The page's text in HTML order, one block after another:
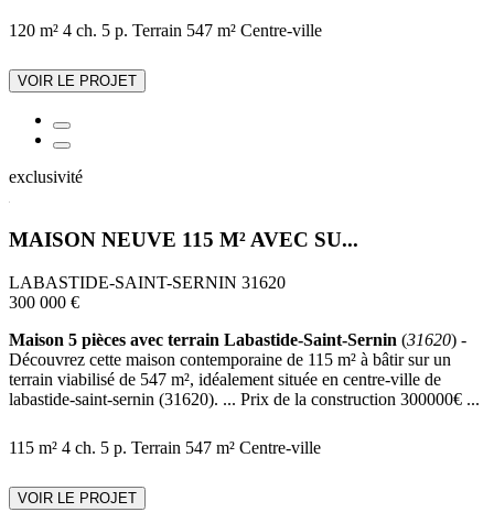
120 m² 4 ch. 5 p. Terrain 547 m² Centre-ville
VOIR LE PROJET
exclusivité
MAISON NEUVE 115 M² AVEC SU...
LABASTIDE-SAINT-SERNIN 31620
300 000 €
Maison 5 pièces avec terrain Labastide-Saint-Sernin (31620) -
Découvrez cette maison contemporaine de 115 m² à bâtir sur un
terrain viabilisé de 547 m², idéalement située en centre-ville de
labastide-saint-sernin (31620). ... Prix de la construction 300000€ ...
115 m² 4 ch. 5 p. Terrain 547 m² Centre-ville
VOIR LE PROJET